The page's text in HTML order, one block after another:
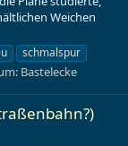
Weichen
schmalspur
Bastelecke